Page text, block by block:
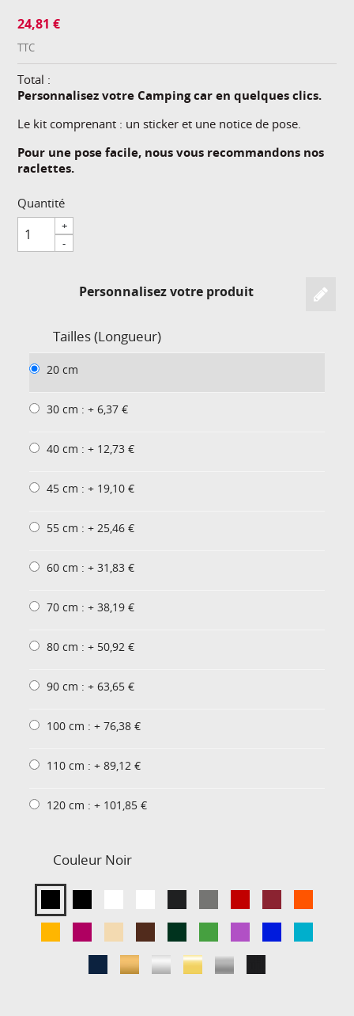
24,81 €
TTC
Total :
Personnalisez votre Camping car en quelques clics.
Le kit comprenant : un sticker et une notice de pose.
Pour une pose facile, nous vous recommandons nos
raclettes.
Quantité
+
-
Personnalisez votre produit
Tailles (Longueur)
20 cm
30 cm : + 6,37 €
40 cm : + 12,73 €
45 cm : + 19,10 €
55 cm : + 25,46 €
60 cm : + 31,83 €
70 cm : + 38,19 €
80 cm : + 50,92 €
90 cm : + 63,65 €
100 cm : + 76,38 €
110 cm : + 89,12 €
120 cm : + 101,85 €
Couleur Noir